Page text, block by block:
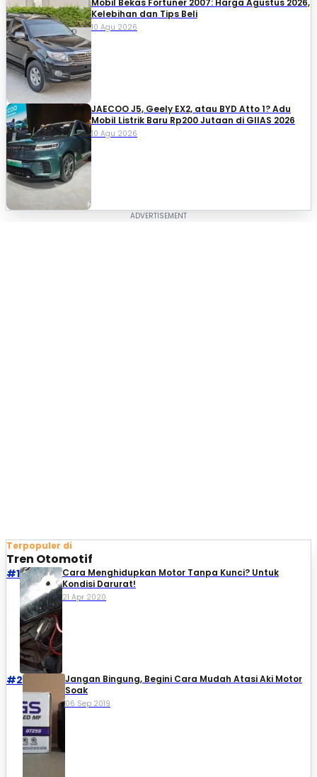
Kelebihan dan Tips Beli
10 Agu 2026
JAECOO J5, Geely EX2, atau BYD Atto 1? Adu
Mobil Listrik Baru Rp200 Jutaan di GIIAS 2026
10 Agu 2026
Terpopuler di
Tren Otomotif
#1
Cara Menghidupkan Motor Tanpa Kunci? Untuk
Kondisi Darurat!
21 Apr 2020
#2
Jangan Bingung, Begini Cara Mudah Atasi Aki Motor
Soak
06 Sep 2019